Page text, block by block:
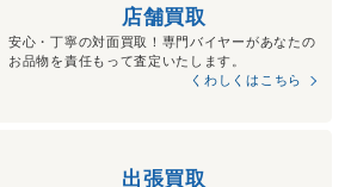
店舗買取
安心・丁寧の対面買取！専門バイヤーがあなたの
お品物を責任もって査定いたします。
くわしくはこちら
出張買取